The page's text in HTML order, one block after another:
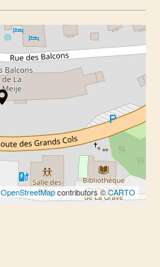
OpenStreetMapcontributors ©CARTO